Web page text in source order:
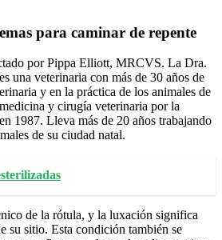
para caminar de repente
por Pippa Elliott, MRCVS. La Dra.
veterinaria con más de 30 años de
y en la práctica de los animales de
y cirugía veterinaria por la
1987. Lleva más de 20 años trabajando
de su ciudad natal.
de la rótula, y la luxación significa
su sitio. Esta condición también se